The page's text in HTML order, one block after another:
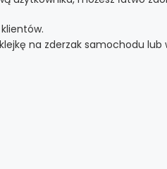
na zderzak samochodu